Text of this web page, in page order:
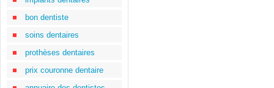
bon dentiste
soins dentaires
prothèses dentaires
prix couronne dentaire